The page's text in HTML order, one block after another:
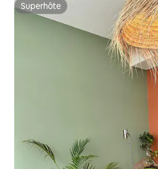
Superhôte
Superhôte